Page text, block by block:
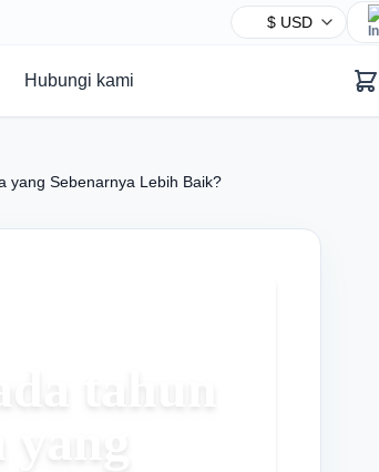
Hubungi kami
yang Sebenarnya Lebih Baik?
tahun